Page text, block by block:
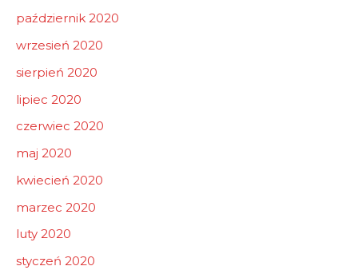
październik 2020
wrzesień 2020
sierpień 2020
lipiec 2020
czerwiec 2020
maj 2020
kwiecień 2020
marzec 2020
luty 2020
styczeń 2020